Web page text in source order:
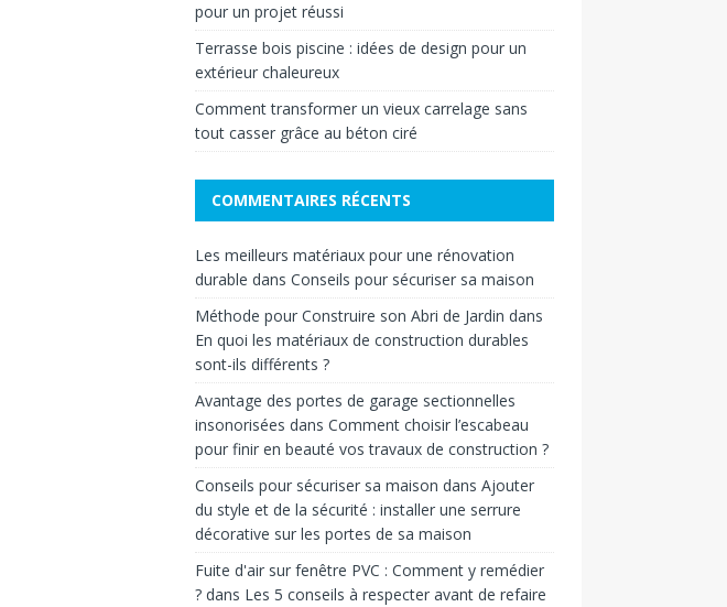
pour un projet réussi
Terrasse bois piscine : idées de design pour un
extérieur chaleureux
Comment transformer un vieux carrelage sans
tout casser grâce au béton ciré
COMMENTAIRES RÉCENTS
Les meilleurs matériaux pour une rénovation
durable dans Conseils pour sécuriser sa maison
Méthode pour Construire son Abri de Jardin dans
En quoi les matériaux de construction durables
sont-ils différents ?
Avantage des portes de garage sectionnelles
insonorisées dans Comment choisir l’escabeau
pour finir en beauté vos travaux de construction ?
Conseils pour sécuriser sa maison dans Ajouter
du style et de la sécurité : installer une serrure
décorative sur les portes de sa maison
Fuite d'air sur fenêtre PVC : Comment y remédier
?dans Les 5 conseils à respecter avant de refaire